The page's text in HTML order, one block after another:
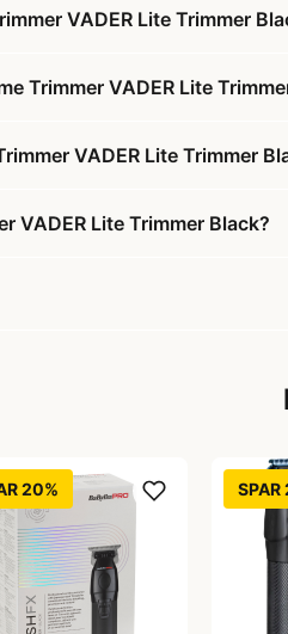
VADER Lite Trimmer
Trimmer VADER Lite
VADER Lite Trimmer
VADER Lite Trimmer Black?
20% SPAR